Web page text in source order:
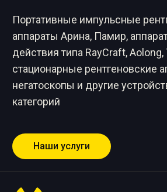
Портативные импульсные
аппараты Арина, Памир,
действия типа RayCraft, Aolong,
стационарные рентгеновские
негатоскопы и другие
категорий
Наши услуги